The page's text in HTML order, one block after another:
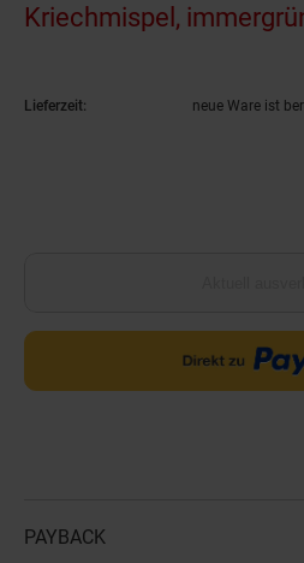
Kriechmispel,
Lieferzeit: neue Ware ist
PAYBACK